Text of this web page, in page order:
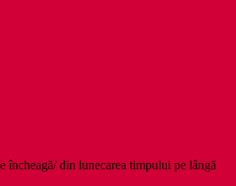
încheagă/ din lunecarea timpului pe lângă